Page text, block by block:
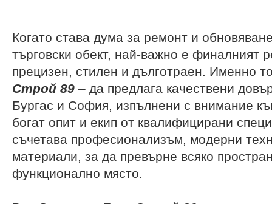
Когато става дума за ремонт и
търговски обект, най-важно е финалният
прецизен, стилен и дълготраен. Именно
Строй 89 – да предлага качествени
Бургас и София, изпълнени с внимание
богат опит и екип от квалифицирани
съчетава професионализъм, модерни
материали, за да превърне всяко
функционално място.